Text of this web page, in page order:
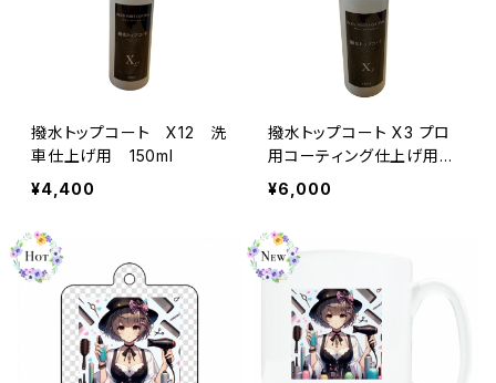
撥水トップコート X12 洗
車仕上げ用 150ml
¥4,400
撥水トップコート X3 プロ
用コーティング仕上げ用 1
50ml
¥6,000